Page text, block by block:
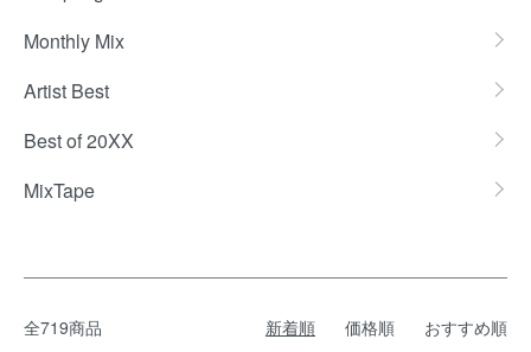
Monthly Mix
Artist Best
Best of 20XX
MixTape
全719商品 新着順 価格順 おすすめ順